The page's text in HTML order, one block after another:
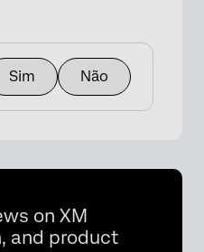
Sim Não
on XM
and product